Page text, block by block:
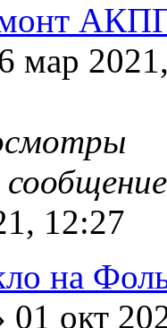
АКПП
мар
12:27
на
01 окт